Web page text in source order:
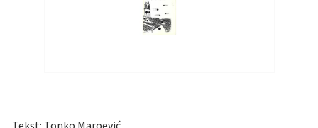
Tekst: Tonko Maroević